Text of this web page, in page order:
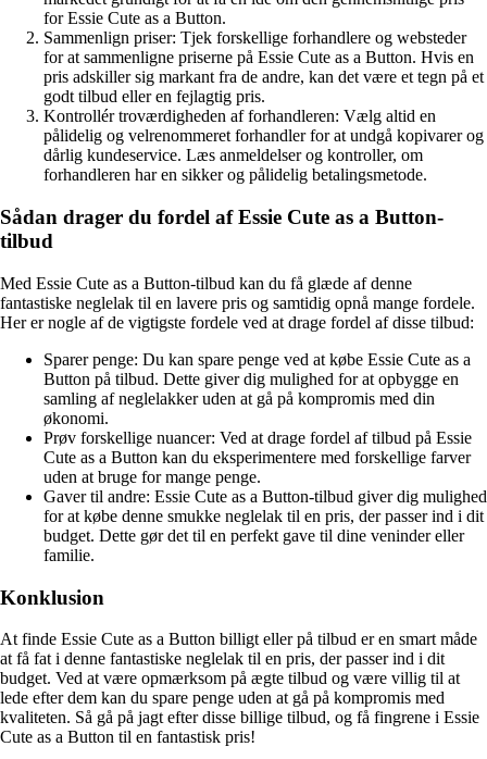
for Essie Cute as a Button.
Sammenlign priser: Tjek forskellige forhandlere og websteder
for at sammenligne priserne på Essie Cute as a Button. Hvis en
pris adskiller sig markant fra de andre, kan det være et tegn på et
godt tilbud eller en fejlagtig pris.
Kontrollér troværdigheden af forhandleren: Vælg altid en
pålidelig og velrenommeret forhandler for at undgå kopivarer og
dårlig kundeservice. Læs anmeldelser og kontroller, om
forhandleren har en sikker og pålidelig betalingsmetode.
Sådan drager du fordel af Essie Cute as a Button-
tilbud
Med Essie Cute as a Button-tilbud kan du få glæde af denne
fantastiske neglelak til en lavere pris og samtidig opnå mange fordele.
Her er nogle af de vigtigste fordele ved at drage fordel af disse tilbud:
Sparer penge: Du kan spare penge ved at købe Essie Cute as a
Button på tilbud. Dette giver dig mulighed for at opbygge en
samling af neglelakker uden at gå på kompromis med din
økonomi.
Prøv forskellige nuancer: Ved at drage fordel af tilbud på Essie
Cute as a Button kan du eksperimentere med forskellige farver
uden at bruge for mange penge.
Gaver til andre: Essie Cute as a Button-tilbud giver dig mulighed
for at købe denne smukke neglelak til en pris, der passer ind i dit
budget. Dette gør det til en perfekt gave til dine veninder eller
familie.
Konklusion
At finde Essie Cute as a Button billigt eller på tilbud er en smart måde
at få fat i denne fantastiske neglelak til en pris, der passer ind i dit
budget. Ved at være opmærksom på ægte tilbud og være villig til at
lede efter dem kan du spare penge uden at gå på kompromis med
kvaliteten. Så gå på jagt efter disse billige tilbud, og få fingrene i Essie
Cute as a Button til en fantastisk pris!